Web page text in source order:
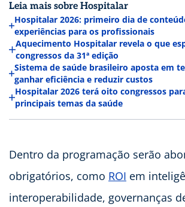
Leia mais sobre Hospitalar
Hospitalar 2026: primeiro dia de
experiências para os profissionais
Aquecimento Hospitalar revela o que
congressos da 31ª edição
Sistema de saúde brasileiro aposta em
ganhar eficiência e reduzir custos
Hospitalar 2026 terá oito congressos
principais temas da saúde
Dentro da programação serão
obrigatórios, como ROI em
interoperabilidade, governanças